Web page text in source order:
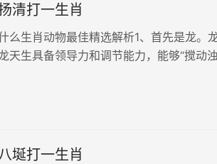
清打一生肖
么生肖动物最佳精选解析1、首先是龙。
天生具备领导力和调节能力，能够“搅动浊
埏打一生肖